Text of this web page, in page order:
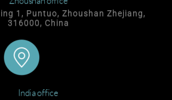
1, Puntuo, Zhoushan Zhejiang,
316000, China
India office